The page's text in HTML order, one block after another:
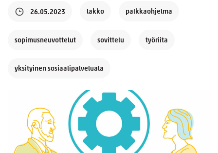
26.05.2023 lakko palkkaohjelma
sopimusneuvottelut sovittelu työriita
yksityinen sosiaalipalveluala